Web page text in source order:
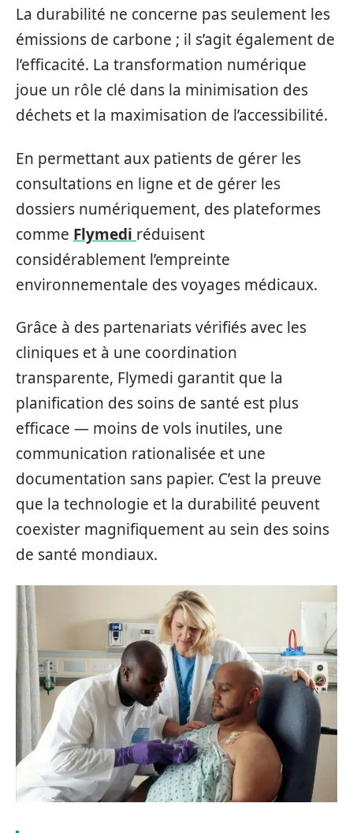
La durabilité ne concerne pas seulement les
émissions de carbone ; il s’agit également de
l’efficacité. La transformation numérique
joue un rôle clé dans la minimisation des
déchets et la maximisation de l’accessibilité.
En permettant aux patients de gérer les
consultations en ligne et de gérer les
dossiers numériquement, des plateformes
comme Flymedi réduisent
considérablement l’empreinte
environnementale des voyages médicaux.
Grâce à des partenariats vérifiés avec les
cliniques et à une coordination
transparente, Flymedi garantit que la
planification des soins de santé est plus
efficace — moins de vols inutiles, une
communication rationalisée et une
documentation sans papier. C’est la preuve
que la technologie et la durabilité peuvent
coexister magnifiquement au sein des soins
de santé mondiaux.